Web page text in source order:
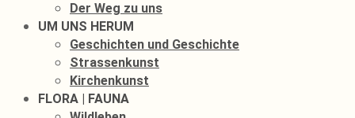
Der Weg zu uns
UM UNS HERUM
Geschichten und Geschichte
Strassenkunst
Kirchenkunst
FLORA | FAUNA